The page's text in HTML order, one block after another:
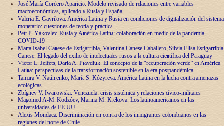
José María Cordero Aparicio. Modelo revisado de relaciones entre variables
macroeconómicas, aplicado a Rusia y España
Valeria E. Gavrílova. América Latina y Rusia en condiciones de digitalización del sistema
monetario: cuestiones de teoría y práctica
Petr P. Yákovlev. Rusia y América Latina: colaboración en medio de la pandemia
COVID-19
Marta Isabel Canese de Estigarribia, Valentina Canese Caballero, Silvia Elisa Estigarribia
Canese. El legado del exilio de intelectuales rusos a la cultura científica del Paraguay
Víctor L. Jeifets, Daria A. Pravdiuk. El concepto de la “recuperación verde” en América
Latina: perspectivas de la transformación sostenible en la era postpandémica
Tamara V. Naúmenko, María S. Kózyreva. América Latina en la lucha contra amenazas
ecológicas
Zbígnev V. Iwanowski. Venezuela: crisis sistémica y relaciones cívico-militares
Magomed A-M. Kodzóev, Marina M. Krékova. Los latinoamericanos en las
universidades de EE.UU.
Alexis Mondaca. Discriminación en contra de los inmigrantes colombianos en las
regiones del norte de Chile